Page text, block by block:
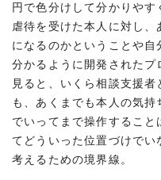
円で色分けして分かりや
虐待を受けた本人に対し
になるのかということや
分かるように開発されたプ
見ると、いくら相談支援
も、あくまでも本人の気
でいってまで操作すること
てどういった位置づけで
考えるための境界線。